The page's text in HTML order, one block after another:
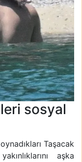
sosyal
Taşacak
aşka